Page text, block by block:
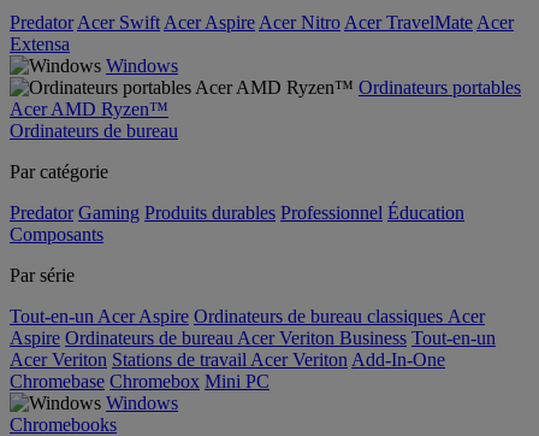
Predator Acer Swift Acer Aspire Acer Nitro Acer TravelMate Acer
Extensa
Windows
Ordinateurs portables
Acer AMD Ryzen™
Ordinateurs de bureau
Par catégorie
Predator Gaming Produits durables Professionnel Éducation
Composants
Par série
Tout-en-un Acer Aspire Ordinateurs de bureau classiques Acer
Aspire Ordinateurs de bureau Acer Veriton Business Tout-en-un
Acer Veriton Stations de travail Acer Veriton Add-In-One
Chromebase Chromebox Mini PC
Windows
Chromebooks